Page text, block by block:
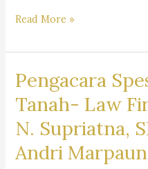
&
Pengacara
–
Law
Dr.
Iur
Liona
Read More »
Pengacara
Tanah- Law
N. Supriatna,
Andri